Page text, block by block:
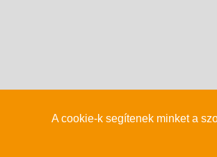
A cookie-k segítenek minket a